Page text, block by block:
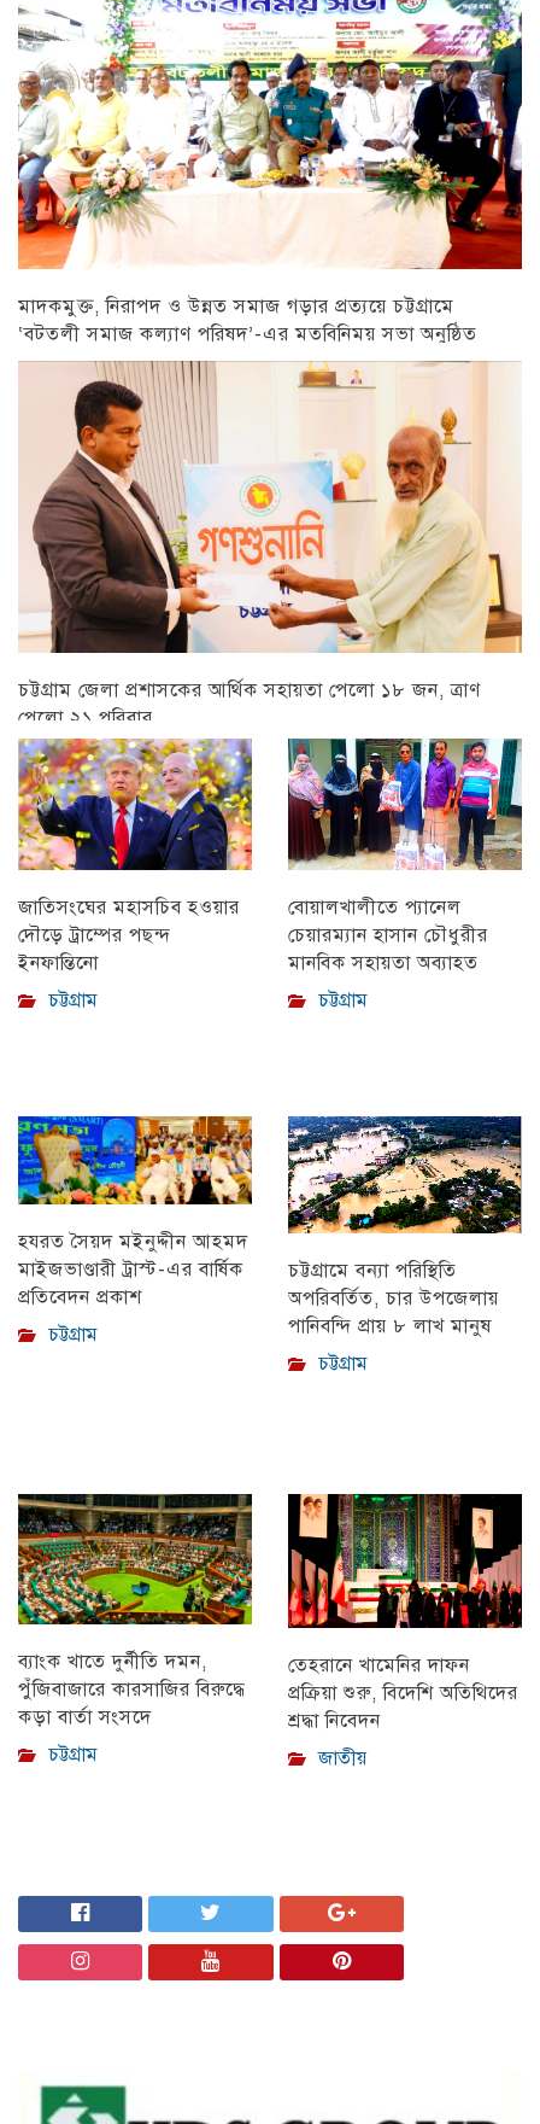
মাদকমুক্ত, নিরাপদ ও উন্নত সমাজ গড়ার প্রত্যয়ে চট্টগ্রামে
‘বটতলী সমাজ কল্যাণ পরিষদ’-এর মতবিনিময় সভা অনুষ্ঠিত
চট্টগ্রাম
চট্টগ্রাম জেলা প্রশাসকের আর্থিক সহায়তা পেলো ১৮ জন, ত্রাণ
পেলো ২১ পরিবার
চট্টগ্রাম
জাতিসংঘের মহাসচিব হওয়ার
দৌড়ে ট্রাম্পের পছন্দ
ইনফান্তিনো
চট্টগ্রাম
বোয়ালখালীতে প্যানেল
চেয়ারম্যান হাসান চৌধুরীর
মানবিক সহায়তা অব্যাহত
চট্টগ্রাম
হযরত সৈয়দ মইনুদ্দীন আহমদ
মাইজভাণ্ডারী ট্রাস্ট-এর বার্ষিক
প্রতিবেদন প্রকাশ
চট্টগ্রাম
চট্টগ্রামে বন্যা পরিস্থিতি
অপরিবর্তিত, চার উপজেলায়
পানিবন্দি প্রায় ৮ লাখ মানুষ
চট্টগ্রাম
ব্যাংক খাতে দুর্নীতি দমন,
পুঁজিবাজারে কারসাজির বিরুদ্ধে
কড়া বার্তা সংসদে
চট্টগ্রাম
তেহরানে খামেনির দাফন
প্রক্রিয়া শুরু, বিদেশি অতিথিদের
শ্রদ্ধা নিবেদন
জাতীয়